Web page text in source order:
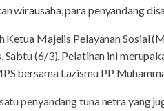
wirausaha, para penyandang
Ketua Majelis Pelayanan Sosial
Sabtu (6/3). Pelatihan ini
bersama Lazismu PP
penyandang tuna netra yang